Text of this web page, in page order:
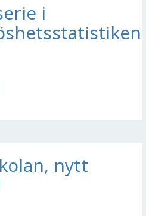
i
nytt